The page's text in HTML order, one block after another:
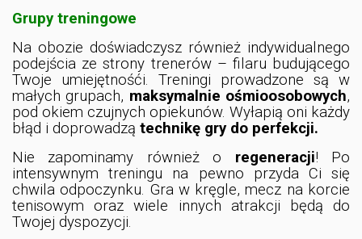
Grupy treningowe
Na obozie doświadczysz również indywidualnego
podejścia ze strony trenerów – filaru budującego
Twoje umiejętnośći. Treningi prowadzone są w
małych grupach, maksymalnie ośmioosobowych,
pod okiem czujnych opiekunów. Wyłapią oni każdy
błąd i doprowadzą technikę gry do perfekcji.
Nie zapominamy również o regeneracji! Po
intensywnym treningu na pewno przyda Ci się
chwila odpoczynku. Gra w kręgle, mecz na korcie
tenisowym oraz wiele innych atrakcji będą do
Twojej dyspozycji.